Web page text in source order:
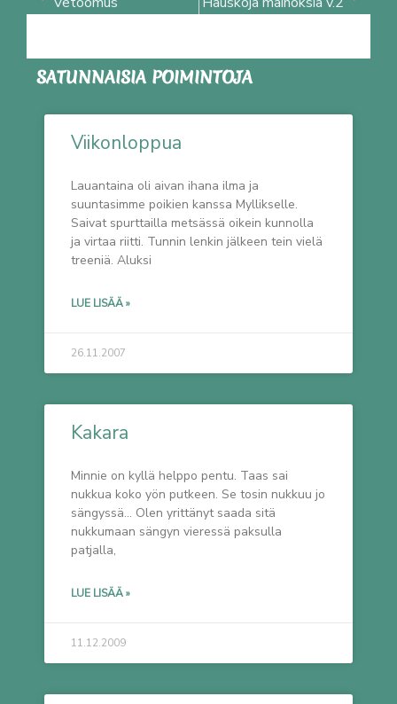
SATUNNAISIA POIMINTOJA
Viikonloppua
Lauantaina oli aivan ihana ilma ja
suuntasimme poikien kanssa Myllikselle.
Saivat spurttailla metsässä oikein kunnolla
ja virtaa riitti. Tunnin lenkin jälkeen tein vielä
treeniä. Aluksi
LUE LISÄÄ »
26.11.2007
Kakara
Minnie on kyllä helppo pentu. Taas sai
nukkua koko yön putkeen. Se tosin nukkuu jo
sängyssä… Olen yrittänyt saada sitä
nukkumaan sängyn vieressä paksulla
patjalla,
LUE LISÄÄ »
11.12.2009